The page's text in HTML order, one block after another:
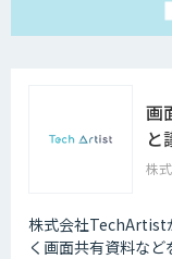
画
と
株
株式会社TechArtist
く画面共有資料な